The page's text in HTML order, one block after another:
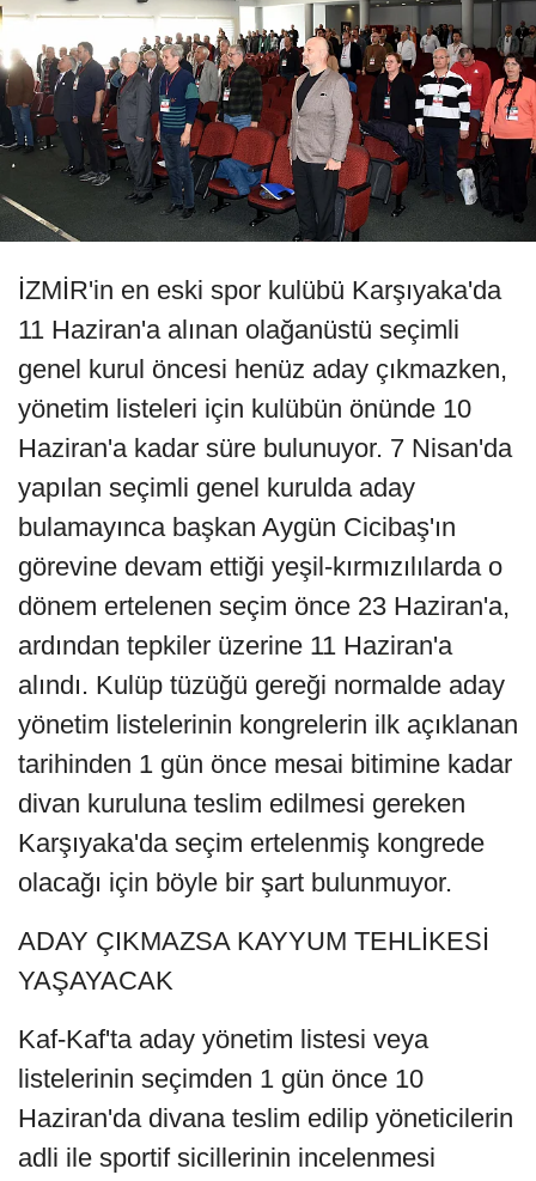
İZMİR'in en eski spor kulübü Karşıyaka'da
11 Haziran'a alınan olağanüstü seçimli
genel kurul öncesi henüz aday çıkmazken,
yönetim listeleri için kulübün önünde 10
Haziran'a kadar süre bulunuyor. 7 Nisan'da
yapılan seçimli genel kurulda aday
bulamayınca başkan Aygün Cicibaş'ın
görevine devam ettiği yeşil-kırmızılılarda o
dönem ertelenen seçim önce 23 Haziran'a,
ardından tepkiler üzerine 11 Haziran'a
alındı. Kulüp tüzüğü gereği normalde aday
yönetim listelerinin kongrelerin ilk açıklanan
tarihinden 1 gün önce mesai bitimine kadar
divan kuruluna teslim edilmesi gereken
Karşıyaka'da seçim ertelenmiş kongrede
olacağı için böyle bir şart bulunmuyor.
ADAY ÇIKMAZSA KAYYUM TEHLİKESİ
YAŞAYACAK
Kaf-Kaf'ta aday yönetim listesi veya
listelerinin seçimden 1 gün önce 10
Haziran'da divana teslim edilip yöneticilerin
adli ile sportif sicillerinin incelenmesi